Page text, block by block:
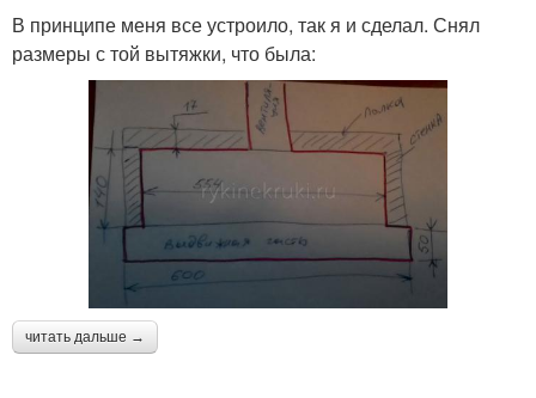
В принципе меня все устроило, так я и сделал. Снял
размеры с той вытяжки, что была:
читать дальше →